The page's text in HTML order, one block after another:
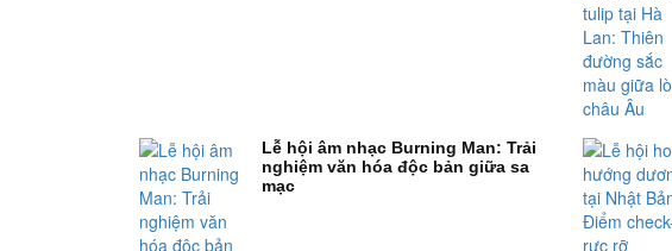
Lễ hội âm nhạc Burning Man: Trải
nghiệm văn hóa độc bản giữa sa
mạc